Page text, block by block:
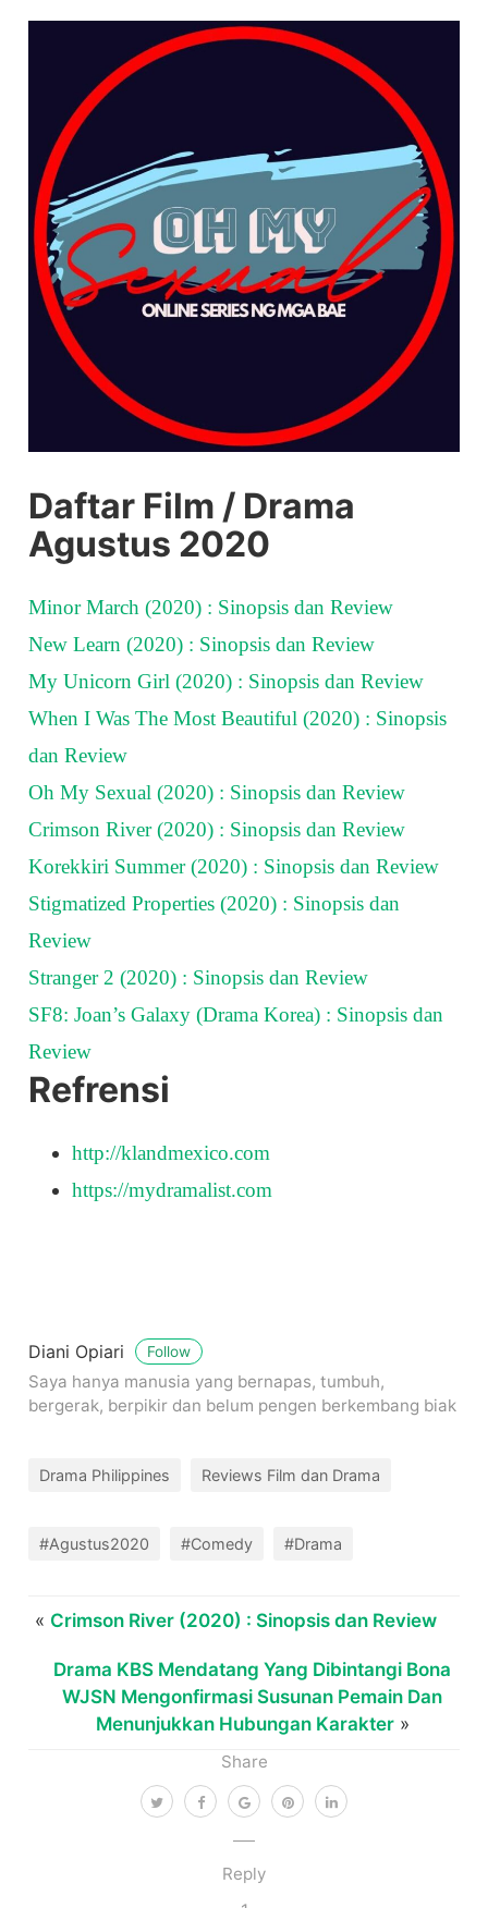
Share
Reply
Daftar Film / Drama
Agustus 2020
Minor March (2020) : Sinopsis dan Review
New Learn (2020) : Sinopsis dan Review
My Unicorn Girl (2020) : Sinopsis dan Review
When I Was The Most Beautiful (2020) : Sinopsis
dan Review
Oh My Sexual (2020) : Sinopsis dan Review
Crimson River (2020) : Sinopsis dan Review
Korekkiri Summer (2020) : Sinopsis dan Review
Stigmatized Properties (2020) : Sinopsis dan
Review
Stranger 2 (2020) : Sinopsis dan Review
SF8: Joan’s Galaxy (Drama Korea) : Sinopsis dan
Review
Refrensi
http://klandmexico.com
https://mydramalist.com
Diani Opiari Follow
Saya hanya manusia yang bernapas, tumbuh,
bergerak, berpikir dan belum pengen berkembang biak
Drama Philippines Reviews Film dan Drama
#Agustus2020 #Comedy #Drama
« Crimson River (2020) : Sinopsis dan Review
Drama KBS Mendatang Yang Dibintangi Bona
WJSN Mengonfirmasi Susunan Pemain Dan
Menunjukkan Hubungan Karakter»